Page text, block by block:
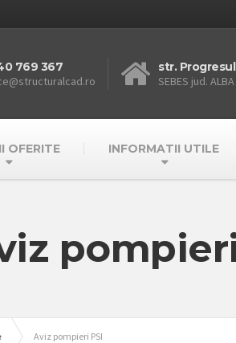
769 367
str.
SEBES jud.
OFERITE INFORMATII UTILE
Aviz pompieri PSI